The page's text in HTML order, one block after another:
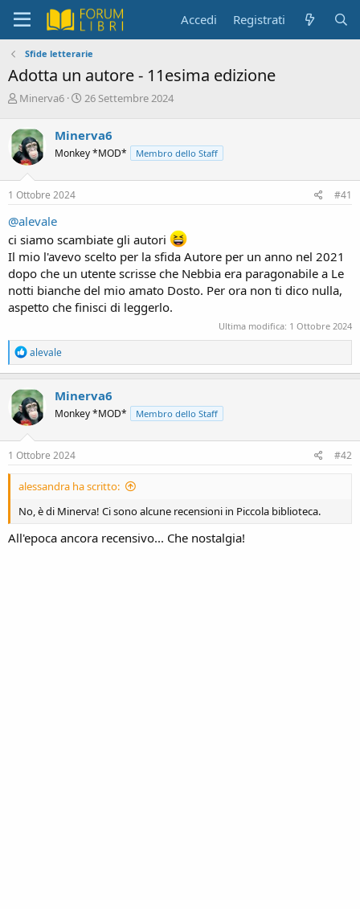
Accedi Registrati
Sfide letterarie
Adotta un autore - 11esima edizione
C
e
a
t
o
r
e
i
s
c
u
s
s
i
n
e
Minerva6
D
a
d
i
i
o
26 Settembre 2024
Minerva6
Monkey *MOD* Membro dello Staff
1 Ottobre 2024 #41
@alevale
ci siamo scambiate gli autori
Il mio l'avevo scelto per la sfida Autore per un anno nel 2021
dopo che un utente scrisse che Nebbia era paragonabile a Le
notti bianche del mio amato Dosto. Per ora non ti dico nulla,
aspetto che finisci di leggerlo.
Ultima modifica: 1 Ottobre 2024
R
e
a
c
t
i
o
n
s
alevale
Minerva6
Monkey *MOD* Membro dello Staff
1 Ottobre 2024 #42
alessandra ha scritto:
No, è di Minerva! Ci sono alcune recensioni in Piccola biblioteca.
All'epoca ancora recensivo... Che nostalgia!